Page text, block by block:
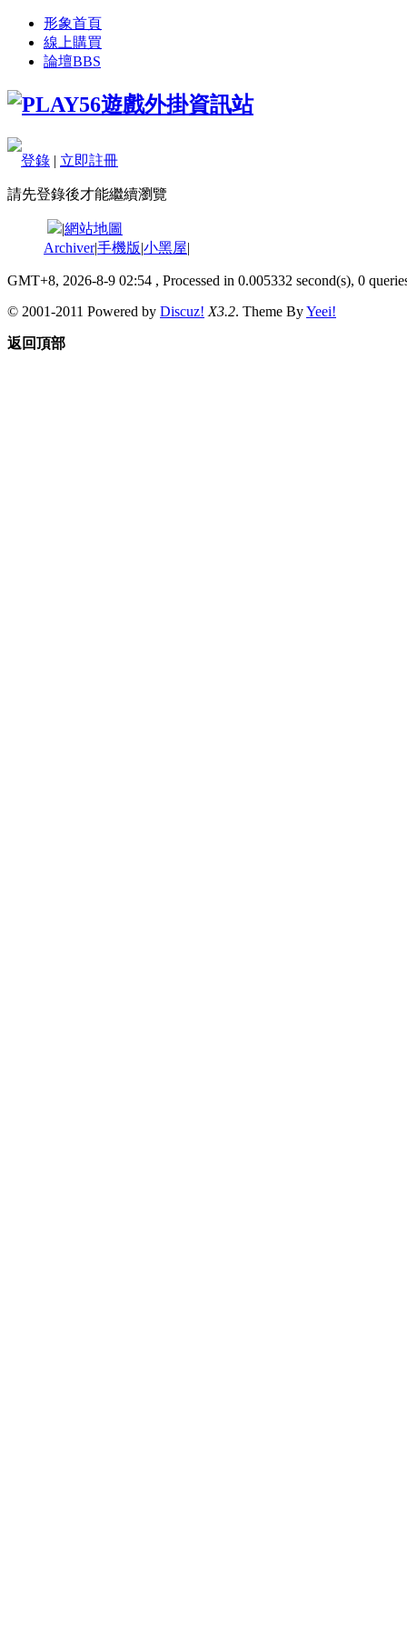
形象首頁
線上購買
論壇BBS
登錄 | 立即註冊
請先登錄後才能繼續瀏覽
|網站地圖
Archiver|手機版|小黑屋|
GMT+8, 2026-8-9 02:54 , Processed in 0.005332 second(s), 0
© 2001-2011 Powered by Discuz! X3.2. Theme ByYeei!
返回頂部